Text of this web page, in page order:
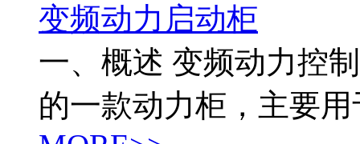
变频动力启动柜
一、概述 变频动力控
的一款动力柜，主要